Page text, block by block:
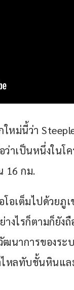
หม่นี้ว่า
าเป็นหนึ่งใน
16 กม.
อเต็มไปด้วย
งไรก็ตามก็ยั
นาการของร
ไหลทับชั้นหินแ